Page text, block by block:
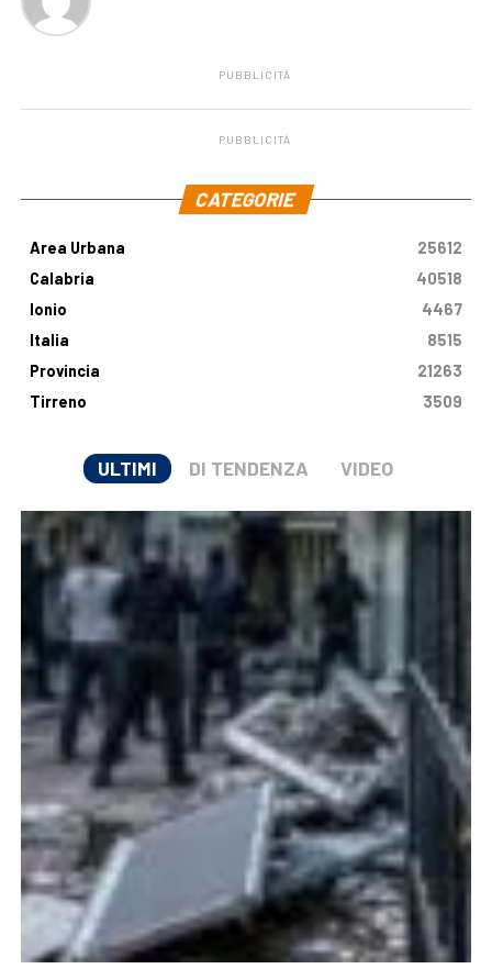
PUBBLICITÀ
PUBBLICITÀ
CATEGORIE
Area Urbana
25612
Calabria
40518
Ionio
4467
Italia
8515
Provincia
21263
Tirreno
3509
ULTIMI DI TENDENZA VIDEO